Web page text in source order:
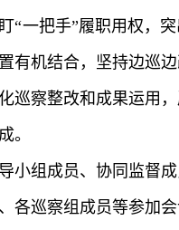
“一把手”履职用权，
有机结合，坚持边巡
巡察整改和成果运用
。
小组成员、协同监督
各巡察组成员等参加